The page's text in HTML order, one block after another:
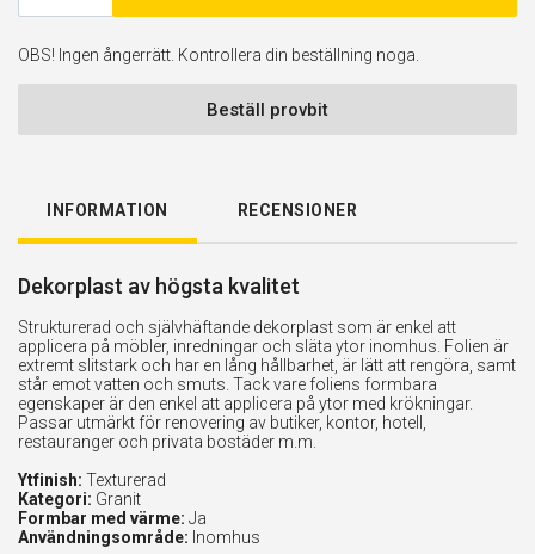
OBS! Ingen ångerrätt. Kontrollera din beställning noga.
Beställ provbit
INFORMATION RECENSIONER
Dekorplast av högsta kvalitet
Strukturerad och självhäftande dekorplast som är enkel att
applicera på möbler, inredningar och släta ytor inomhus. Folien är
extremt slitstark och har en lång hållbarhet, är lätt att rengöra, samt
står emot vatten och smuts. Tack vare foliens formbara
egenskaper är den enkel att applicera på ytor med krökningar.
Passar utmärkt för renovering av butiker, kontor, hotell,
restauranger och privata bostäder m.m.
Ytfinish: Texturerad
Kategori: Granit
Formbar med värme: Ja
Användningsområde: Inomhus